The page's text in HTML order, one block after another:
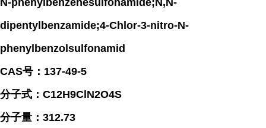
N-phenylbenzenesulfonamide;N,N-
dipentylbenzamide;4-Chlor-3-nitro-N-
phenylbenzolsulfonamid
CAS号：137-49-5
分子式：C12H9ClN2O4S
分子量：312.73